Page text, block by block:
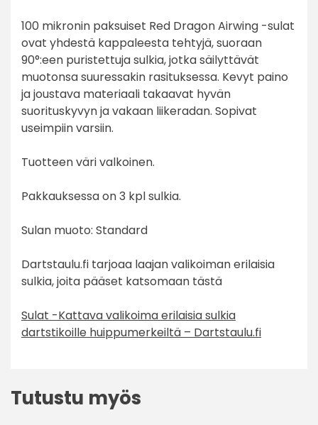
100 mikronin paksuiset Red Dragon Airwing -sulat
ovat yhdestä kappaleesta tehtyjä, suoraan
90°:een puristettuja sulkia, jotka säilyttävät
muotonsa suuressakin rasituksessa. Kevyt paino
ja joustava materiaali takaavat hyvän
suorituskyvyn ja vakaan liikeradan. Sopivat
useimpiin varsiin.
Tuotteen väri valkoinen.
Pakkauksessa on 3 kpl sulkia.
Sulan muoto: Standard
Dartstaulu.fi tarjoaa laajan valikoiman erilaisia
sulkia, joita pääset katsomaan tästä
Sulat -Kattava valikoima erilaisia sulkia
dartstikoille huippumerkeiltä – Dartstaulu.fi
Tutustu myös